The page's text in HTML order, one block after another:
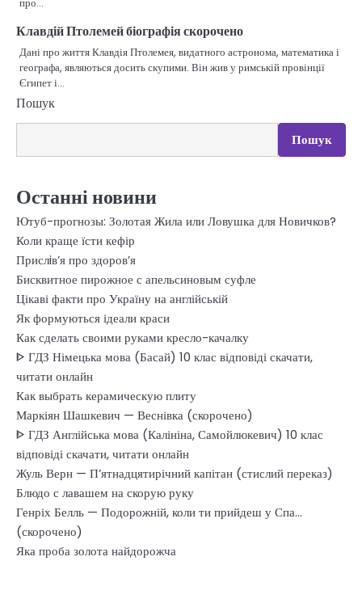
Клавдій Птолемей біографія скорочено
Дані про життя Клавдія Птолемея, видатного астронома, математика і
географа, являються досить скупими. Він жив у римській провінції
Єгипет і…
Пошук
Пошук
Останні новини
Ютуб-прогнозы: Золотая Жила или Ловушка для Новичков?
Коли краще їсти кефір
Прислiв’я про здоров’я
Бисквитное пирожное с апельсиновым суфле
Цікаві факти про Україну на англійській
Як формуються ідеали краси
Как сделать своими руками кресло-качалку
ᐈ ГДЗ Німецька мова (Басай) 10 клас відповіді скачати,
читати онлайн
Как выбрать керамическую плиту
Маркіян Шашкевич — Веснівка (скорочено)
ᐈ ГДЗ Англійська мова (Калініна, Самойлюкевич) 10 клас
відповіді скачати, читати онлайн
Жуль Верн — П’ятнадцятирічний капітан (стислий переказ)
Блюдо с лавашем на скорую руку
Генріх Белль — Подорожній, коли ти прийдеш у Спа…
(скорочено)
Яка проба золота найдорожча